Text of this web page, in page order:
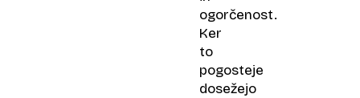
ogorčenost.
Ker
to
pogosteje
dosežejo